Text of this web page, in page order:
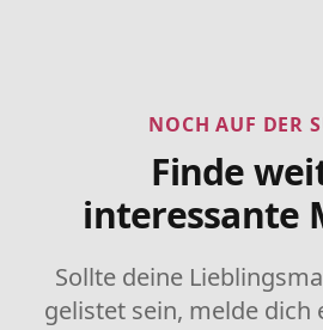
NOCH AUF DER
Finde
interessante
Sollte deine
gelistet sein, melde dich